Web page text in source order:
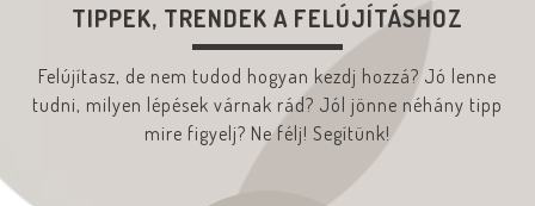
TIPPEK, TRENDEK A FELÚJÍTÁSHOZ
Felújítasz, de nem tudod hogyan kezdj hozzá? Jó lenne
tudni, milyen lépések várnak rád? Jól jönne néhány tipp
mire figyelj? Ne félj! Segítünk!